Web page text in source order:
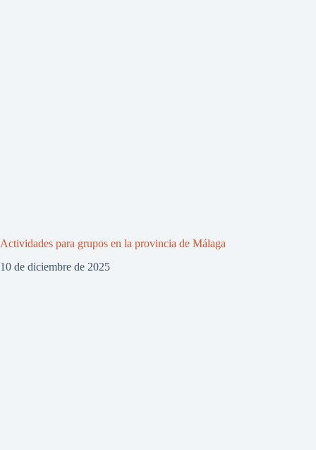
Actividades para grupos en la provincia de Málaga
10 de diciembre de 2025